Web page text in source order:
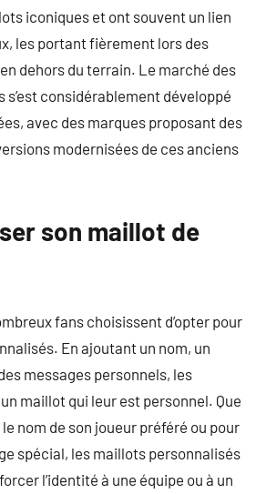
iconiques et ont souvent un lien
les portant fièrement lors des
dehors du terrain. Le marché des
considérablement développé
avec des marques proposant des
modernisées de ces anciens
son maillot de
fans choisissent d’opter pour
En ajoutant un nom, un
messages personnels, les
maillot qui leur est personnel. Que
nom de son joueur préféré ou pour
spécial, les maillots personnalisés
l’identité à une équipe ou à un